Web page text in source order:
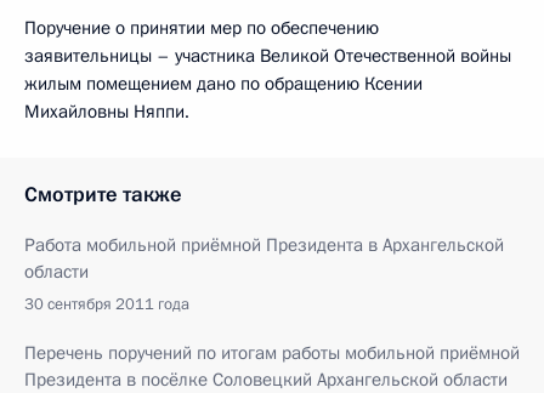
Поручение о принятии мер по обеспечению
заявительницы – участника Великой Отечественной войны
жилым помещением дано по обращению Ксении
Михайловны Няппи.
Смотрите также
Работа мобильной приёмной Президента в Архангельской
области
30 сентября 2011 года
Перечень поручений по итогам работы мобильной приёмной
Президента в посёлке Соловецкий Архангельской области